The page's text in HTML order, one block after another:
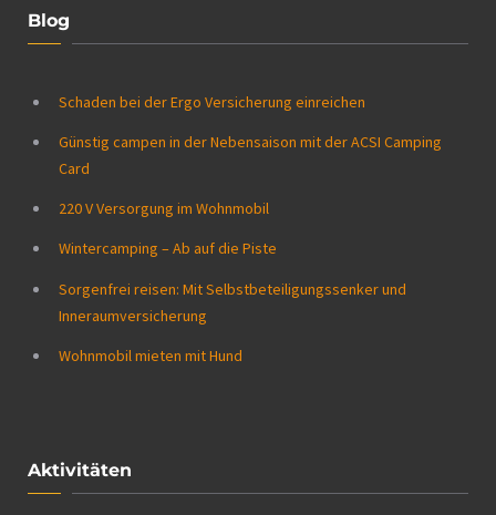
Blog
Schaden bei der Ergo Versicherung einreichen
Günstig campen in der Nebensaison mit der ACSI Camping
Card
220 V Versorgung im Wohnmobil
Wintercamping – Ab auf die Piste
Sorgenfrei reisen: Mit Selbstbeteiligungssenker und
Inneraumversicherung
Wohnmobil mieten mit Hund
Aktivitäten